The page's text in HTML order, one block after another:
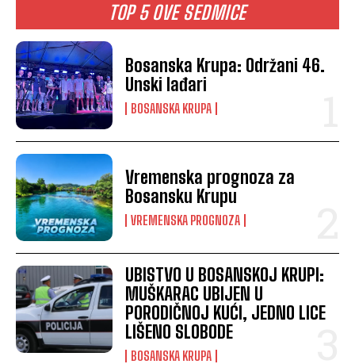
TOP 5 OVE SEDMICE
Bosanska Krupa: Održani 46.
Unski lađari
BOSANSKA KRUPA
Vremenska prognoza za
Bosansku Krupu
VREMENSKA PROGNOZA
UBISTVO U BOSANSKOJ KRUPI:
MUŠKARAC UBIJEN U
PORODIČNOJ KUĆI, JEDNO LICE
LIŠENO SLOBODE
BOSANSKA KRUPA